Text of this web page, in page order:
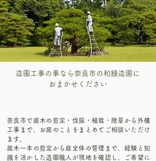
造園工事の事なら奈良市の和緑造園に
おまかせください
奈良市で庭木の剪定・伐採・植栽・除草から外構
工事まで、お庭のことをまとめてご相談いただけ
ます。
庭木一本の剪定から庭全体の管理まで、経験と知
識を活かした造園職人が現地を確認し、ご希望に